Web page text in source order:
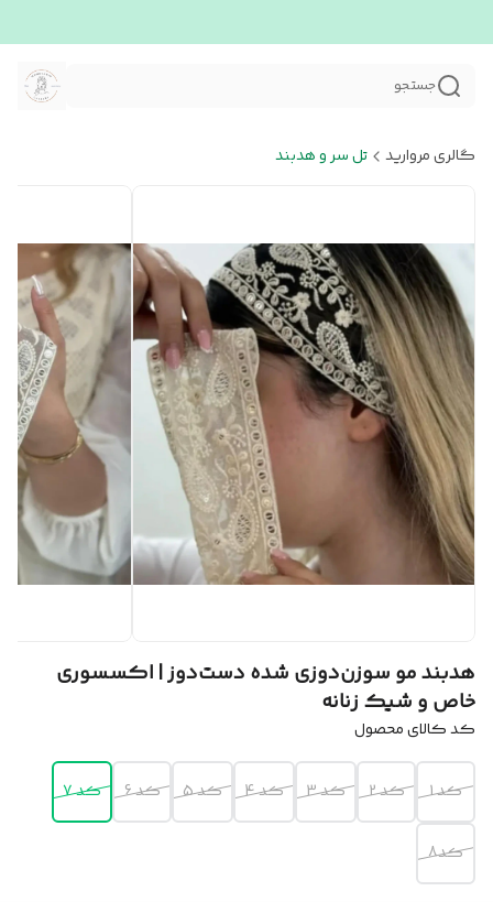
جستجو
گالری مروارید تل سر و هدبند
هدبند مو سوزن‌دوزی شده دست‌دوز | اکسسوری
خاص و شیک زنانه
کد کالای محصول
کد 1 کد 2 کد 3 کد 4 کد 5 کد 6 کد 7
کد8